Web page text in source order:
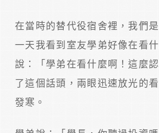
在當時的替代役宿舍裡，我們
一天我看到室友學弟好像在看
說：「學弟在看什麼啊！這麼
了這個話頭，兩眼迅速放光的
發寒。